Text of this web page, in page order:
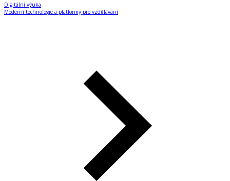
Digitální výuka
Moderní technologie a platformy pro vzdělávání